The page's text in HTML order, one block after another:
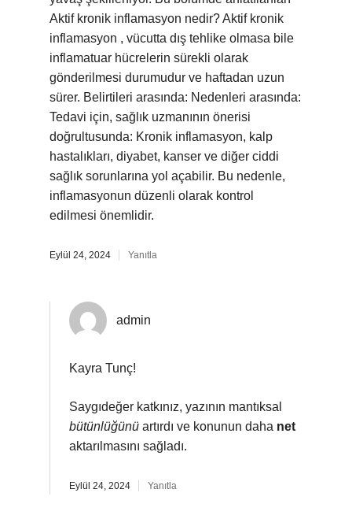
Aktif kronik inflamasyon nedir? Aktif kronik
inflamasyon , vücutta dış tehlike olmasa bile
inflamatuar hücrelerin sürekli olarak
gönderilmesi durumudur ve haftadan uzun
sürer. Belirtileri arasında: Nedenleri arasında:
Tedavi için, sağlık uzmanının önerisi
doğrultusunda: Kronik inflamasyon, kalp
hastalıkları, diyabet, kanser ve diğer ciddi
sağlık sorunlarına yol açabilir. Bu nedenle,
inflamasyonun düzenli olarak kontrol
edilmesi önemlidir.
Eylül 24, 2024 Yanıtla
admin
Kayra Tunç!
Saygıdeğer katkınız, yazının mantıksal
bütünlüğünü artırdı ve konunun daha net
aktarılmasını sağladı.
Eylül 24, 2024 Yanıtla